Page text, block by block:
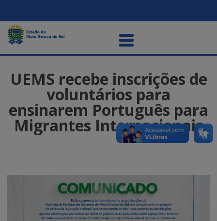
UEMS recebe inscrições de
voluntários para
ensinarem Português para
Migrantes Internacionais